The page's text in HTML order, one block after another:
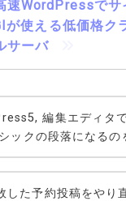
速WordPressでサ
が使える低価格ク
サーバ
編集エディタ
ックの段落になるの
た予約投稿をやり